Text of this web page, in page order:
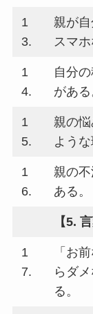
1
3.
親が
スマホ
1
4.
自分
がある
1
5.
親の
ような
1
6.
親の
ある。
【5.
1
7.
「お
らダ
る。